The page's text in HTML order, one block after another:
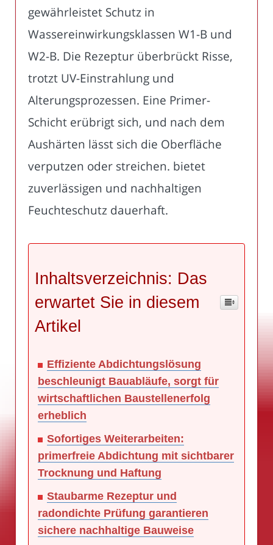
gewährleistet Schutz in
Wassereinwirkungsklassen W1-B und
W2-B. Die Rezeptur überbrückt Risse,
trotzt UV-Einstrahlung und
Alterungsprozessen. Eine Primer-
Schicht erübrigt sich, und nach dem
Aushärten lässt sich die Oberfläche
verputzen oder streichen. bietet
zuverlässigen und nachhaltigen
Feuchteschutz dauerhaft.
Inhaltsverzeichnis: Das
erwartet Sie in diesem
Artikel
Effiziente Abdichtungslösung
beschleunigt Bauabläufe, sorgt für
wirtschaftlichen Baustellenerfolg
erheblich
Sofortiges Weiterarbeiten:
primerfreie Abdichtung mit sichtbarer
Trocknung und Haftung
Staubarme Rezeptur und
radondichte Prüfung garantieren
sichere nachhaltige Bauweise